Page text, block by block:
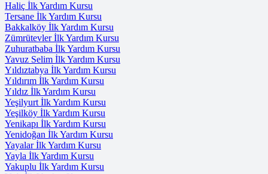
Haliç İlk Yardım Kursu
Tersane İlk Yardım Kursu
Bakkalköy İlk Yardım Kursu
Zümrütevler İlk Yardım Kursu
Zuhuratbaba İlk Yardım Kursu
Yavuz Selim İlk Yardım Kursu
Yıldıztabya İlk Yardım Kursu
Yıldırım İlk Yardım Kursu
Yıldız İlk Yardım Kursu
Yeşilyurt İlk Yardım Kursu
Yeşilköy İlk Yardım Kursu
Yenikapı İlk Yardım Kursu
Yenidoğan İlk Yardım Kursu
Yayalar İlk Yardım Kursu
Yayla İlk Yardım Kursu
Yakuplu İlk Yardım Kursu